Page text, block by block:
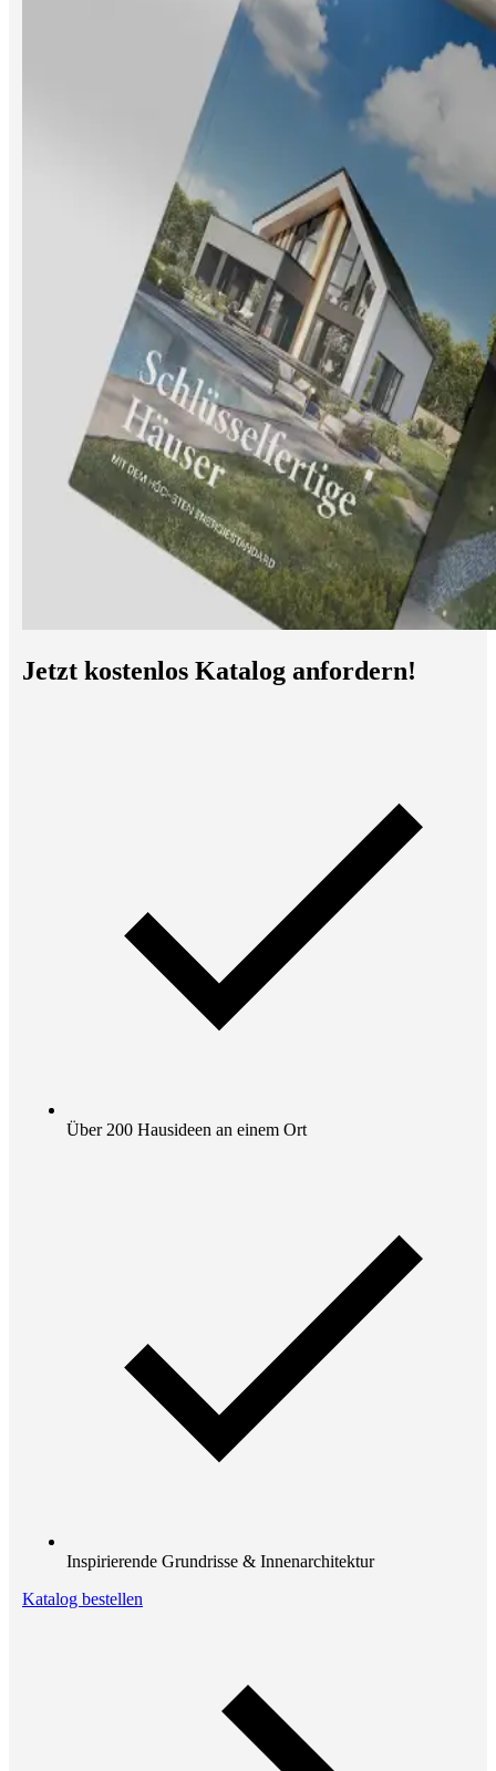
Jetzt kostenlos Katalog anfordern!
Über 200 Hausideen an einem Ort
Inspirierende Grundrisse & Innenarchitektur
Katalog bestellen